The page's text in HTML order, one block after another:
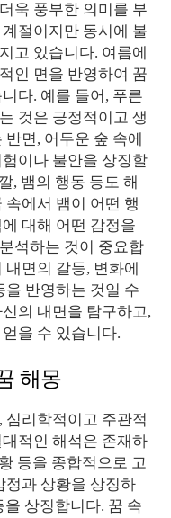
욱 풍부한 의미를 부
절이지만 동시에 불
고 있습니다. 여름에
인 면을 반영하여 꿈
다. 예를 들어, 푸른
것은 긍정적이고 생
면, 어두운 숲 속에
이나 불안을 상징할
, 뱀의 행동 등도 해
에서 뱀이 어떤 행
대해 어떤 감정을
석하는 것이 중요합
면의 갈등, 변화에
을 반영하는 것일 수
의 내면을 탐구하고,
을 수 있습니다.
해몽
심리학적이고 주관적
적인 해석은 존재하
등을 종합적으로 고
정과 상황을 상징하
을 상징합니다. 꿈 속